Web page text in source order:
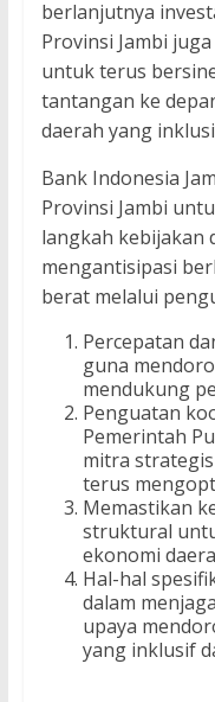
berlanjutnya
Provinsi Jambi
untuk terus
tantangan ke
daerah yang
Bank Indonesia
Provinsi Jambi
langkah kebijakan
mengantisipasi
berat melalui
Percepatan
guna
mendukung
Penguatan
Pemerintah
mitra
terus
Memastikan
struktural
ekonomi
Hal-hal
dalam
upaya
yang inklusif